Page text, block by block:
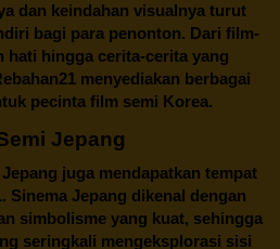
dan keindahan visualnya turut
bagi para penonton. Dari film-
hati hingga cerita-cerita yang
menyediakan berbagai
pecinta film semi Korea.
Jepang
juga mendapatkan tempat
Sinema Jepang dikenal dengan
simbolisme yang kuat, sehingga
seringkali mengeksplorasi sisi